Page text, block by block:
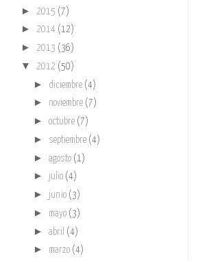
► 2015 (7)
► 2014 (12)
► 2013 (36)
▼ 2012 (50)
► diciembre (4)
► noviembre (7)
► octubre (7)
► septiembre (4)
► agosto (1)
► julio (4)
► junio (3)
► mayo (3)
► abril (4)
► marzo (4)